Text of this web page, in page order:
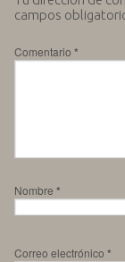
campos
Comentario *
Nombre *
Correo electrónico *